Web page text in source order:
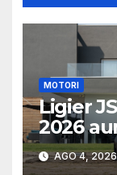
MOTORI
Ligier
2026
elettrica
AGO 4,